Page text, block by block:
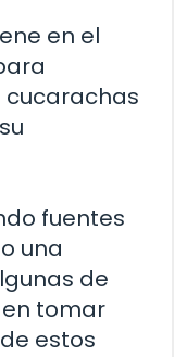
en el
cucarachas
fuentes
una
de
tomar
estos